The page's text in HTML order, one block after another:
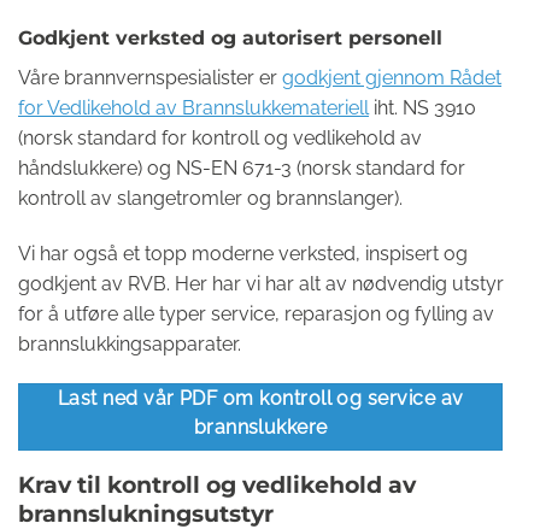
Godkjent verksted og autorisert personell
Våre brannvernspesialister er godkjent gjennom Rådet
for Vedlikehold av Brannslukkemateriell iht. NS 3910
(norsk standard for kontroll og vedlikehold av
håndslukkere) og NS-EN 671-3 (norsk standard for
kontroll av slangetromler og brannslanger).
Vi har også et topp moderne verksted, inspisert og
godkjent av RVB. Her har vi har alt av nødvendig utstyr
for å utføre alle typer service, reparasjon og fylling av
brannslukkingsapparater.
Last ned vår PDF om kontroll og service av
brannslukkere
Krav til kontroll og vedlikehold av
brannslukningsutstyr